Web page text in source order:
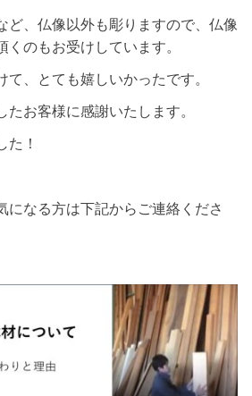
ど、仏像以外も彫りますので、仏像
くのもお受けしています。
て、とても嬉しいかったです。
お客様に感謝いたします。
た！
になる方は下記からご連絡くださ